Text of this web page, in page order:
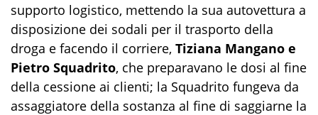
supporto logistico, mettendo la sua autovettura a
disposizione dei sodali per il trasporto della
droga e facendo il corriere, Tiziana Mangano e
Pietro Squadrito, che preparavano le dosi al fine
della cessione ai clienti; la Squadrito fungeva da
assaggiatore della sostanza al fine di saggiarne la